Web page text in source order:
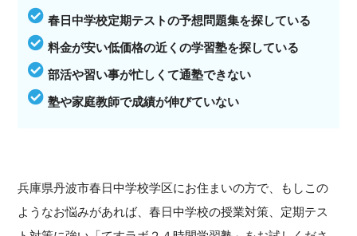
春日中学校定期テストの予想問題集を探している
料金が安い低価格の近くの学習塾を探している
部活や習い事が忙しくて通塾できない
塾や家庭教師で成績が伸びていない
兵庫県丹波市春日中学校学区にお住まいの方で、もしこの
ようなお悩みがあれば、春日中学校の授業対策、定期テス